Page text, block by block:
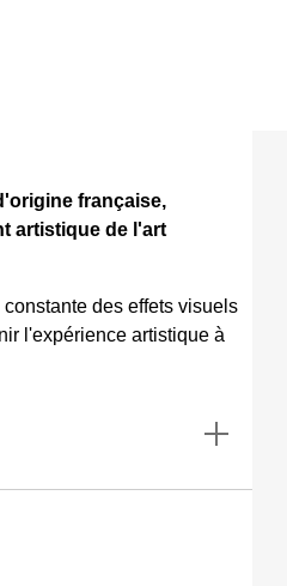
française,
artistique de l'art
des effets visuels
l'expérience artistique à